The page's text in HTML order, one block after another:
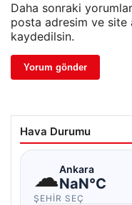
Daha sonraki
posta adresim ve site
kaydedilsin.
Hava Durumu
☁Ankara
NaN°C
ŞEHIR SEÇ